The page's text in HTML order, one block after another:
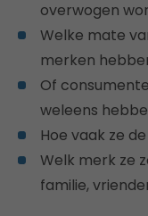
overwogen
Welke mate
merken
Of
weleens
Hoe vaak ze
Welk merk ze
familie,